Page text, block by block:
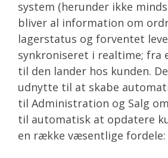
system (herunder ikke
bliver al information om
lagerstatus og forventet
synkroniseret i realtime; fra
til den lander hos kunden.
udnytte til at skabe
til Administration og Salg
til automatisk at opdatere
en række væsentlige fordele: